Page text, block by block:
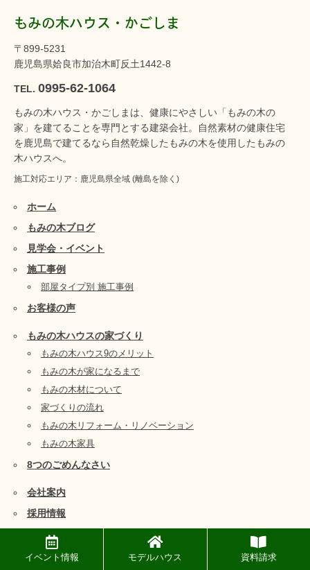
もみの木ハウス・かごしま
〒899-5231
鹿児島県姶良市加治木町反土1442-8
TEL. 0995-62-1064
もみの木ハウス・かごしまは、健康にやさしい「もみの木の
家」を建てることを専門とする建築会社。自然素材の健康住宅
を鹿児島で建てるなら自然乾燥したもみの木を使用したもみの
木ハウスへ。
施工対応エリア：鹿児島県全域 (離島を除く)
ホーム
もみの木ブログ
見学会・イベント
施工事例
部屋タイプ別 施工事例
お客様の声
もみの木ハウスの家づくり
もみの木ハウス9のメリット
もみの木が家になるまで
もみの木材について
家づくりの流れ
もみの木リフォーム・リノベーション
もみの木家具
8つのごめんなさい
会社案内
採用情報
お問い合わせ
資料請求
イベント情報 モデルハウス 資料請求